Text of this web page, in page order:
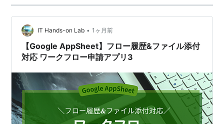
IT Hands-on Lab • 1ヶ月前
【Google AppSheet】フロー履歴&ファイル添付
対応 ワークフロー申請アプリ3